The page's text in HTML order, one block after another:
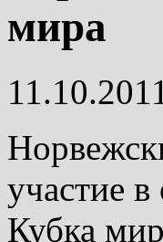
мира
участие
Кубка